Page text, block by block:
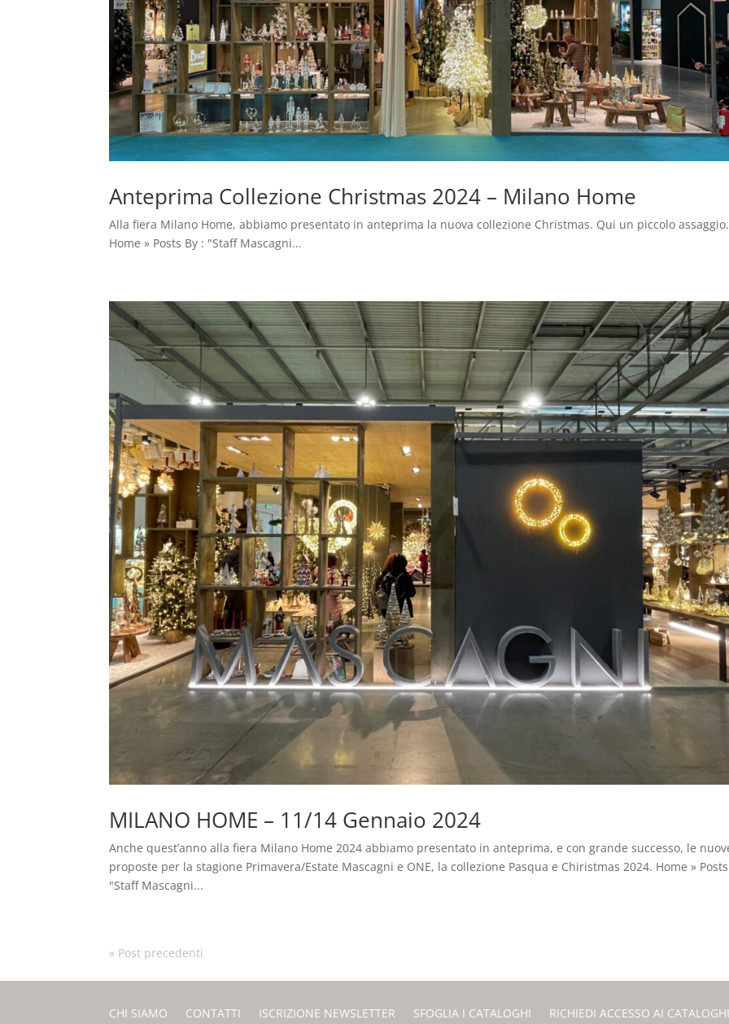
Anteprima Collezione Christmas 2024 – Milano Home
Alla fiera Milano Home, abbiamo presentato in anteprima la nuova collezione Christmas. Qui un piccolo assaggio.
Home » Posts By : "Staff Mascagni...
MILANO HOME – 11/14 Gennaio 2024
Anche quest’anno alla fiera Milano Home 2024 abbiamo presentato in anteprima, e con grande successo, le
proposte per la stagione Primavera/Estate Mascagni e ONE, la collezione Pasqua e Chiristmas 2024. Home »
"Staff Mascagni...
« Post precedenti
CHI SIAMO CONTATTI ISCRIZIONE NEWSLETTER SFOGLIA I CATALOGHI RICHIEDI ACCESSO AI